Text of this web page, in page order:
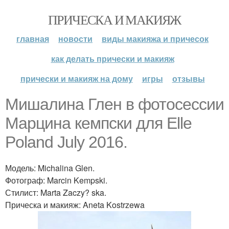
ПРИЧЕСКА И МАКИЯЖ
главная новости
виды макияжа и причесок
как делать прически и макияж
прически и макияж на дому
игры отзывы
Мишалина Глен в фотосессии
Марцина кемпски для Elle
Poland July 2016.
Модель: Michalina Glen.
Фотограф: Marcin Kempski.
Стилист: Marta Zaczy? ska.
Прическа и макияж: Aneta Kostrzewa